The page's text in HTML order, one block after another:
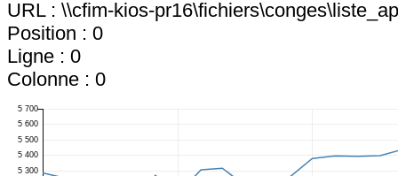
URL : \\cfim-kios-
Position : 0
Ligne : 0
Colonne : 0
5 300
5 400
5 500
5 600
5 700